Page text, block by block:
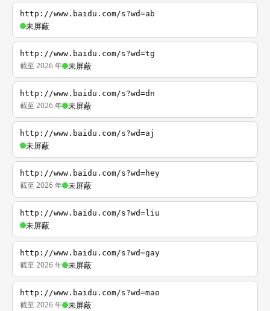
http://www.baidu.com/s?wd=ab
未屏蔽
http://www.baidu.com/s?wd=tg
截至 2026 年 未屏蔽
http://www.baidu.com/s?wd=dn
截至 2026 年 未屏蔽
http://www.baidu.com/s?wd=aj
未屏蔽
http://www.baidu.com/s?wd=hey
截至 2026 年 未屏蔽
http://www.baidu.com/s?wd=liu
未屏蔽
http://www.baidu.com/s?wd=gay
截至 2026 年 未屏蔽
http://www.baidu.com/s?wd=mao
截至 2026 年 未屏蔽